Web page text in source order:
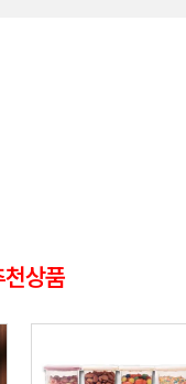
천상품